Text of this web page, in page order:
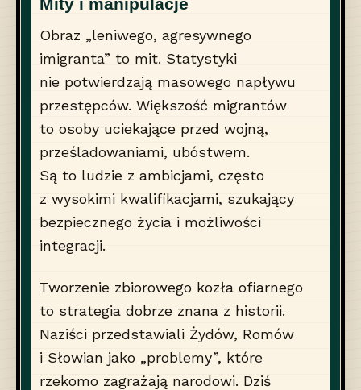
Obraz „leniwego, agresywnego
imigranta” to mit. Statystyki
nie potwierdzają masowego napływu
przestępców. Większość migrantów
to osoby uciekające przed wojną,
prześladowaniami, ubóstwem.
Są to ludzie z ambicjami, często
z wysokimi kwalifikacjami, szukający
bezpiecznego życia i możliwości
integracji.
Tworzenie zbiorowego kozła ofiarnego
to strategia dobrze znana z historii.
Naziści przedstawiali Żydów, Romów
i Słowian jako „problemy”, które
rzekomo zagrażają narodowi. Dziś